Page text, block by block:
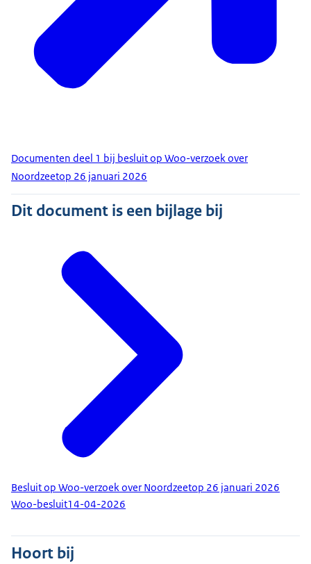
Documenten deel 1 bij besluit op Woo-verzoek over
Noordzeetop 26 januari 2026
Dit document is een bijlage bij
Besluit op Woo-verzoek over Noordzeetop 26 januari 2026
Woo-besluit14-04-2026
Hoort bij